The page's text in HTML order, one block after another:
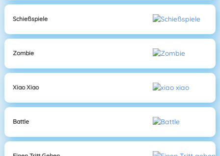
Schießspiele
Zombie
Xiao Xiao
Battle